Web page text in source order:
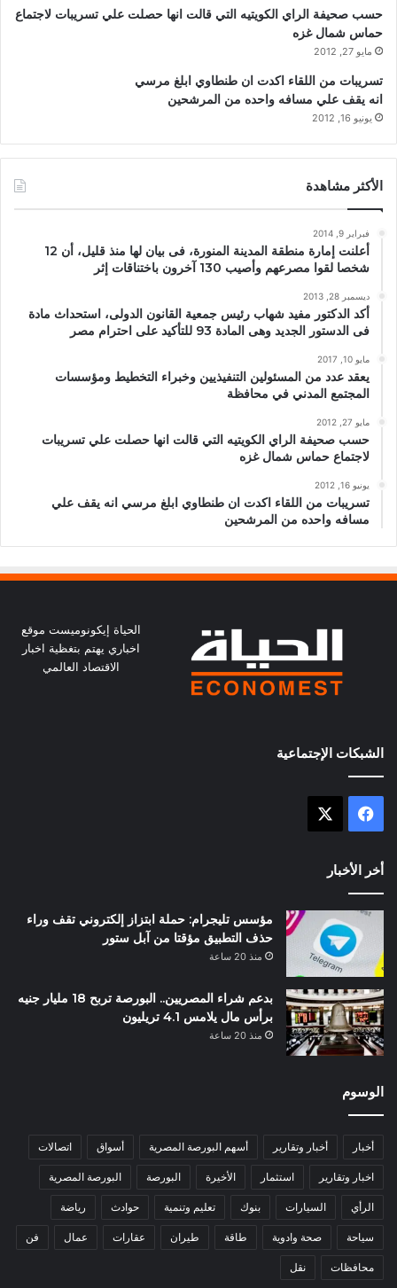
حسب صحيفة الراي الكويتيه التي قالت انها حصلت علي تسريبات لاجتماع
حماس شمال غزه
مايو 27, 2012
تسريبات من اللقاء اكدت ان طنطاوي ابلغ مرسي
انه يقف علي مسافه واحده من المرشحين
يونيو 16, 2012
الأكثر مشاهدة
فبراير 9, 2014
أعلنت إمارة منطقة المدينة المنورة، فى بيان لها منذ قليل، أن 12
شخصا لقوا مصرعهم وأصيب 130 آخرون باختناقات إثر
ديسمبر 28, 2013
أكد الدكتور مفيد شهاب رئيس جمعية القانون الدولى، استحداث مادة
فى الدستور الجديد وهى المادة 93 للتأكيد على احترام مصر
مايو 10, 2017
يعقد عدد من المسئولين التنفيذيين وخبراء التخطيط ومؤسسات
المجتمع المدني في محافظة
مايو 27, 2012
حسب صحيفة الراي الكويتيه التي قالت انها حصلت علي تسريبات
لاجتماع حماس شمال غزه
يونيو 16, 2012
تسريبات من اللقاء اكدت ان طنطاوي ابلغ مرسي انه يقف علي
مسافه واحده من المرشحين
الحياة إيكونوميست موقع
اخباري يهتم بتغظية اخبار
الاقتصاد العالمي
الشبكات الإجتماعية
فيسبوك
أخر الأخبار
مؤسس تليجرام: حملة ابتزاز إلكتروني تقف وراء
حذف التطبيق مؤقتا من آبل ستور
منذ 20 ساعة
بدعم شراء المصريين.. البورصة تربح 18 مليار جنيه
برأس مال يلامس 4.1 تريليون
منذ 20 ساعة
الوسوم
أخبار أخبار وتقارير أسهم البورصة المصرية أسواق اتصالات
اخبار وتقارير استثمار الأخيرة البورصة البورصة المصرية
الرأي السيارات بنوك تعليم وتنمية حوادث رياضة
سياحة صحة وادوية طاقة طيران عقارات عمال فن
محافظات نقل